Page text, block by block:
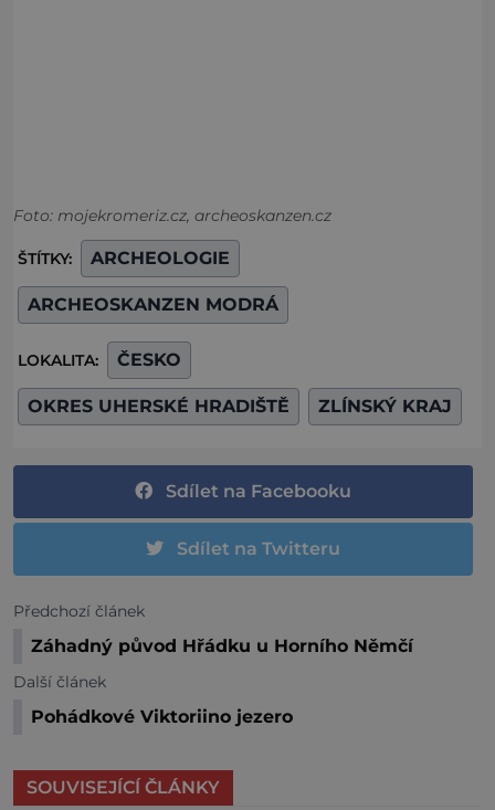
Foto: mojekromeriz.cz, archeoskanzen.cz
ŠTÍTKY: ARCHEOLOGIE
ARCHEOSKANZEN MODRÁ
LOKALITA: ČESKO
OKRES UHERSKÉ HRADIŠTĚ ZLÍNSKÝ KRAJ
Sdílet na Facebooku
Sdílet na Twitteru
Předchozí článek
Záhadný původ Hřádku u Horního Němčí
Další článek
Pohádkové Viktoriino jezero
SOUVISEJÍCÍ ČLÁNKY